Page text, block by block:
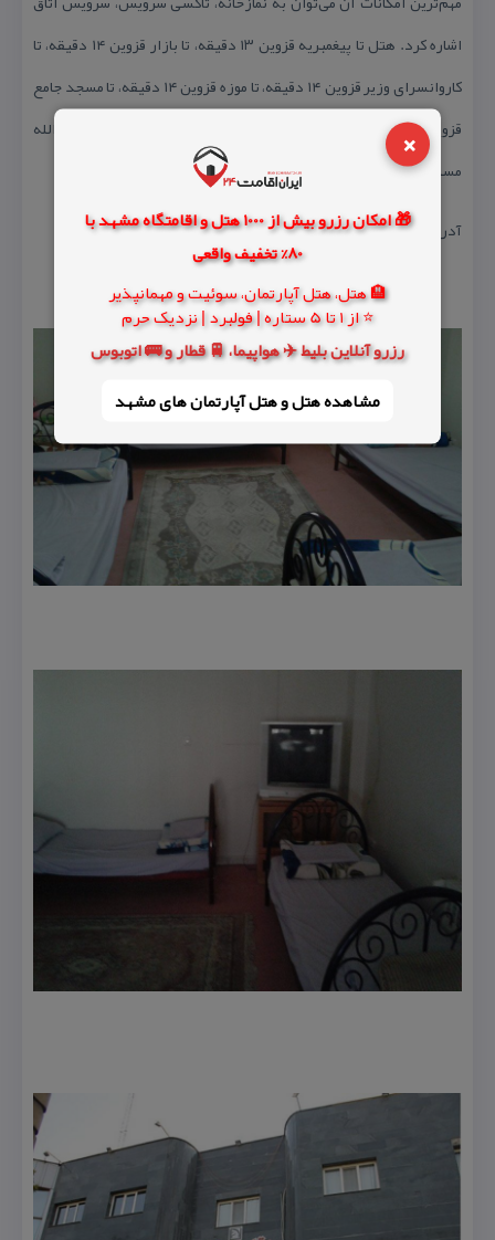
×
🎁 امکان رزرو بیش از 1000 هتل و اقامتگاه مشهد با
80% تخفیف واقعی
🏨 هتل، هتل آپارتمان، سوئیت و مهمانپذیر
⭐ از 1 تا 5 ستاره | فولبرد | نزدیک حرم
رزرو آنلاین بلیط ✈️ هواپیما، 🚆 قطار و 🚌 اتوبوس
مشاهده هتل و هتل‌ آپارتمان های مشهد
اشاره كرد. هتل تا پیغمبریه قزوین ۱۳ دقیقه، تا بازار قزوین ۱۴ دقیقه، تا
كاروانسرای وزیر قزوین ۱۴ دقیقه، تا موزه قزوین ۱۴ دقیقه، تا مسجد جامع
قزوین ۱۵ دقیقه، تا آب انبار سردار قزوین ۱۶ دقیقه و تا آرامگاه حمدالله
مستوفی ۱۷ دقیقه فاصله دارد.
آدرس :قزوین – بلوار صیاد شیرازی